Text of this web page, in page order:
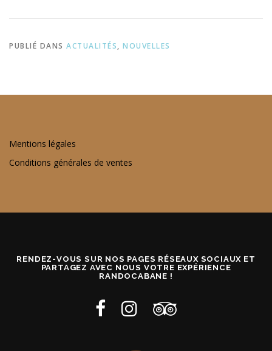
PUBLIÉ DANS ACTUALITÉS, NOUVELLES
Mentions légales
Conditions générales de ventes
RENDEZ-VOUS SUR NOS PAGES RÉSEAUX SOCIAUX ET
PARTAGEZ AVEC NOUS VOTRE EXPÉRIENCE
RANDOCABANE !